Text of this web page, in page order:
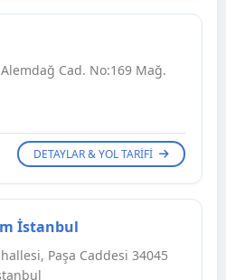
Cad. No:169 Mağ.
DETAYLAR & YOL TARIFI
İstanbul
Paşa Caddesi 34045